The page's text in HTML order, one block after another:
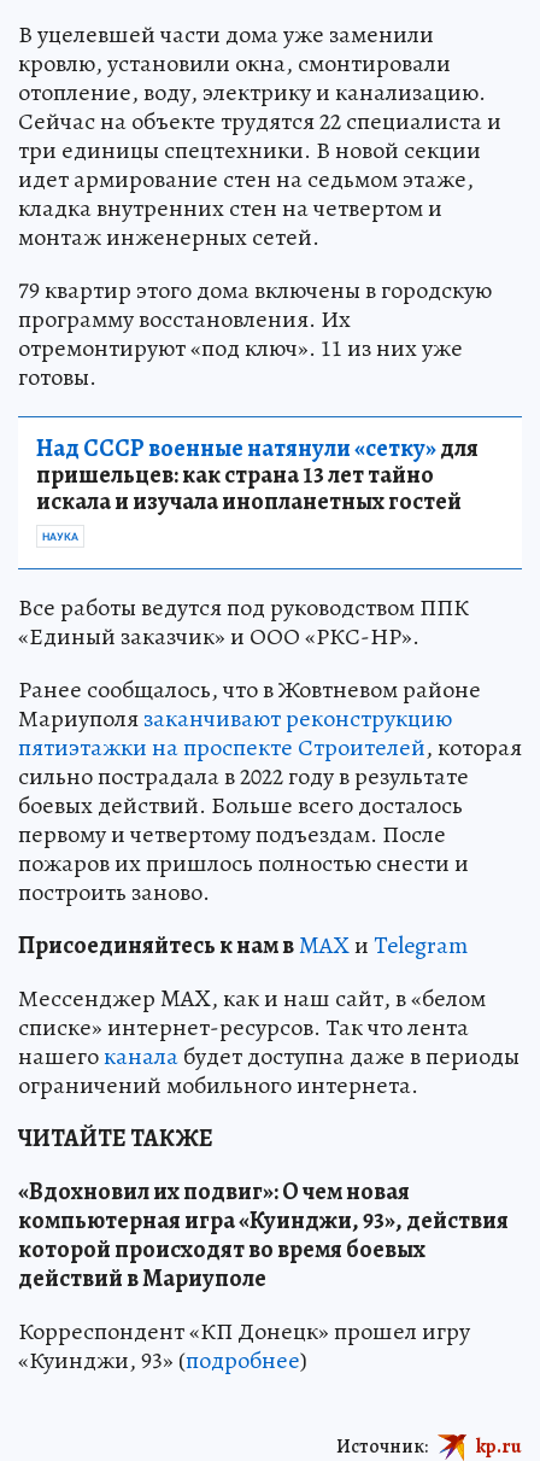
В уцелевшей части дома уже заменили
кровлю, установили окна, смонтировали
отопление, воду, электрику и канализацию.
Сейчас на объекте трудятся 22 специалиста и
три единицы спецтехники. В новой секции
идет армирование стен на седьмом этаже,
кладка внутренних стен на четвертом и
монтаж инженерных сетей.
79 квартир этого дома включены в городскую
программу восстановления. Их
отремонтируют «под ключ». 11 из них уже
готовы.
Над СССР военные натянули «сетку»для
пришельцев: как страна 13 лет тайно
искала и изучала инопланетных гостей
НАУКА
Все работы ведутся под руководством ППК
«Единый заказчик» и ООО «РКС-НР».
Ранее сообщалось, что в Жовтневом районе
Мариуполязаканчивают реконструкцию
пятиэтажки на проспекте Строителей, которая
сильно пострадала в 2022 году в результате
боевых действий. Больше всего досталось
первому и четвертому подъездам. После
пожаров их пришлось полностью снести и
построить заново.
Присоединяйтесь к нам вMAXиTelegram
Мессенджер MAX, как и наш сайт, в «белом
списке» интернет-ресурсов. Так что лента
нашегоканалабудет доступна даже в периоды
ограничений мобильного интернета.
ЧИТАЙТЕ ТАКЖЕ
«Вдохновил их подвиг»: О чем новая
компьютерная игра «Куинджи, 93», действия
которой происходят во время боевых
действий в Мариуполе
Корреспондент «КП Донецк» прошел игру
«Куинджи, 93» (подробнее)
Источник: kp.ru